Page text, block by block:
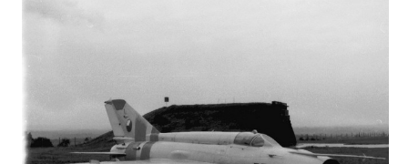
Aktuální FR + archiv
Letecká muzea